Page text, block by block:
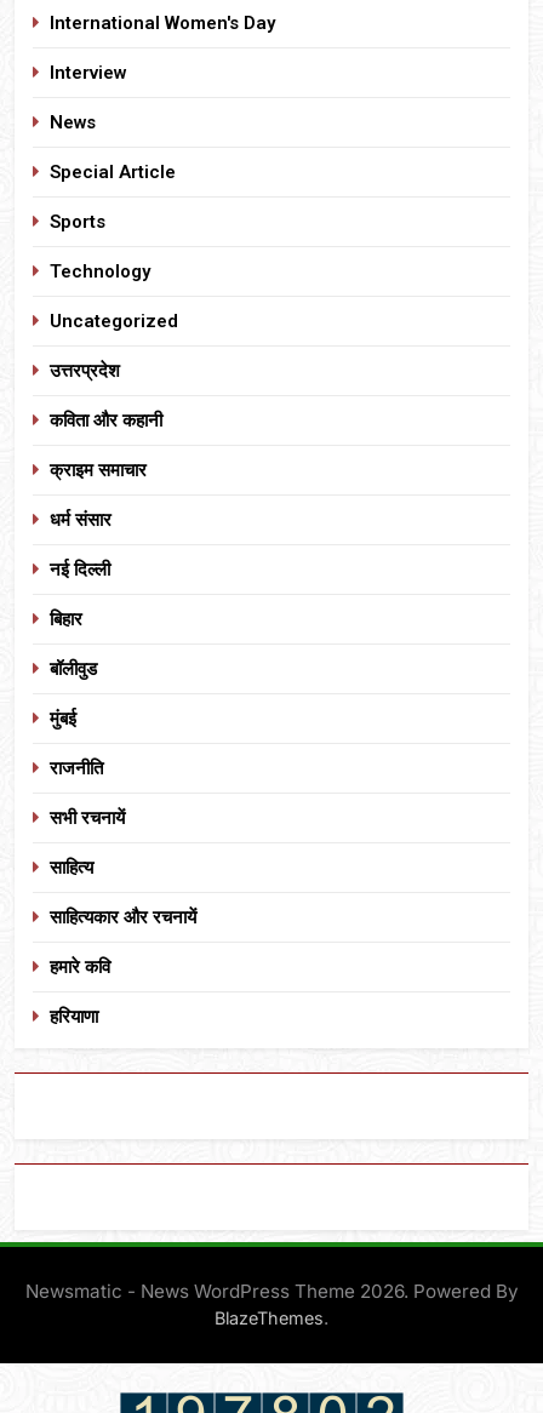
International Women's Day
Interview
News
Special Article
Sports
Technology
Uncategorized
उत्तरप्रदेश
कविता और कहानी
क्राइम समाचार
धर्म संसार
नई दिल्ली
बिहार
बॉलीवुड
मुंबई
राजनीति
सभी रचनायें
साहित्य
साहित्यकार और रचनायें
हमारे कवि
हरियाणा
Newsmatic - News WordPress Theme 2026. Powered By
BlazeThemes.